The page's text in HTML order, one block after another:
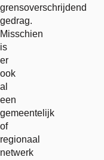
grensoverschrijdend
gedrag.
Misschien
is
er
ook
al
een
gemeentelijk
of
regionaal
netwerk